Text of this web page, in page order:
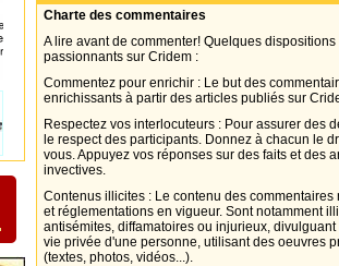
Charte des commentaires
A lire avant de commenter! Quelques
passionnants sur Cridem :
Commentez pour enrichir : Le but des
enrichissants à partir des articles publiés sur
Respectez vos interlocuteurs : Pour assurer des
le respect des participants. Donnez à chacun le
vous. Appuyez vos réponses sur des faits et des
invectives.
Contenus illicites : Le contenu des
et réglementations en vigueur. Sont notamment
antisémites, diffamatoires ou injurieux,
vie privée d'une personne, utilisant des oeuvres
(textes, photos, vidéos...).